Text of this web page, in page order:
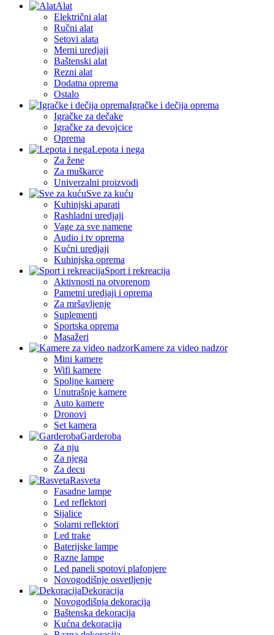
Alat
Električni alat
Ručni alat
Setovi alata
Merni uredjaji
Baštenski alat
Rezni alat
Dodatna oprema
Ostalo
Igračke i dečija oprema
Igračke za dečake
Igračke za devojcice
Oprema
Lepota i nega
Za žene
Za muškarce
Univerzalni proizvodi
Sve za kuću
Kuhinjski aparati
Rashladni uredjaji
Vage za sve namene
Audio i tv oprema
Kućni uredjaji
Kuhinjska oprema
Sport i rekreacija
Aktivnosti na otvorenom
Pametni uredjaji i oprema
Za mršavljenje
Suplementi
Sportska oprema
Masažeri
Kamere za video nadzor
Mini kamere
Wifi kamere
Spoljne kamere
Unutrašnje kamere
Auto kamere
Dronovi
Set kamera
Garderoba
Za nju
Za njega
Za decu
Rasveta
Fasadne lampe
Led reflektori
Sijalice
Solarni reflektori
Led trake
Baterijske lampe
Razne lampe
Led paneli spotovi plafonjere
Novogodišnje osvetljenje
Dekoracija
Novogodišnja dekoracija
Baštenska dekoracija
Kućna dekoracija